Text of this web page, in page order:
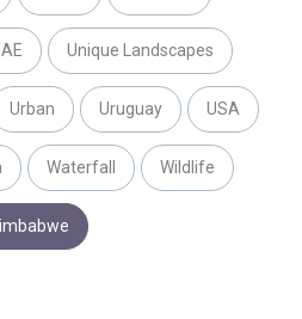
Unique Landscapes
Urban Uruguay USA
Waterfall Wildlife